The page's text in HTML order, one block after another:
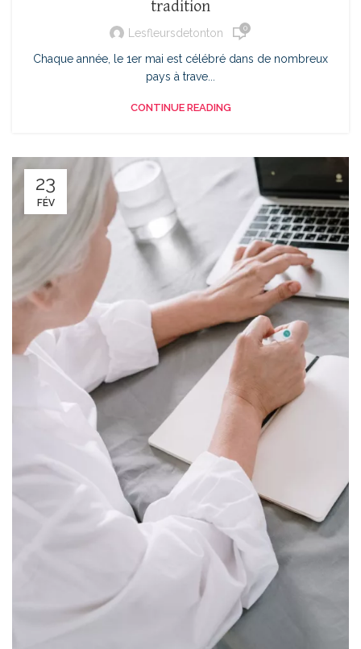
tradition
Lesfleursdetonton 0
Chaque année, le 1er mai est célébré dans de nombreux
pays à trave...
CONTINUE READING
23
FÉV